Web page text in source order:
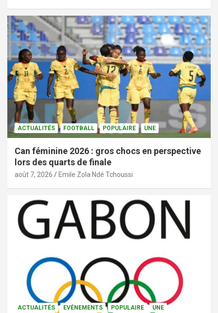
ACTUALITÉS FOOTBALL POPULAIRE UNE
Can féminine 2026 : gros chocs en perspective
lors des quarts de finale
août 7, 2026 Emile Zola Ndé Tchoussi
ACTUALITÉS EVÉNEMENTS POPULAIRE UNE